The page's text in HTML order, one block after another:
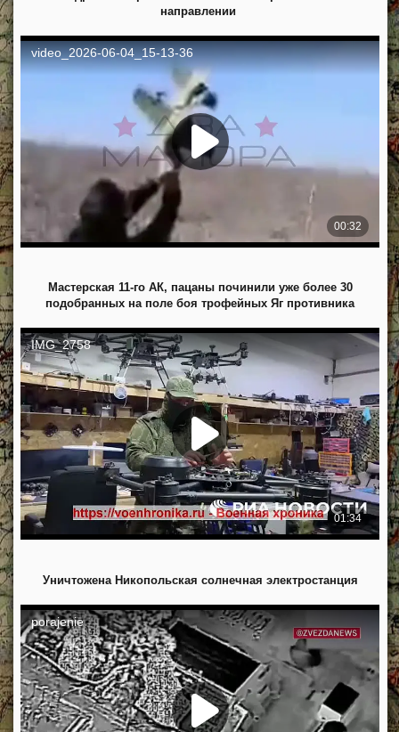
направлении
Мастерская 11-го АК, пацаны починили уже более 30
подобранных на поле боя трофейных Яг противника
Уничтожена Никопольская солнечная электростанция